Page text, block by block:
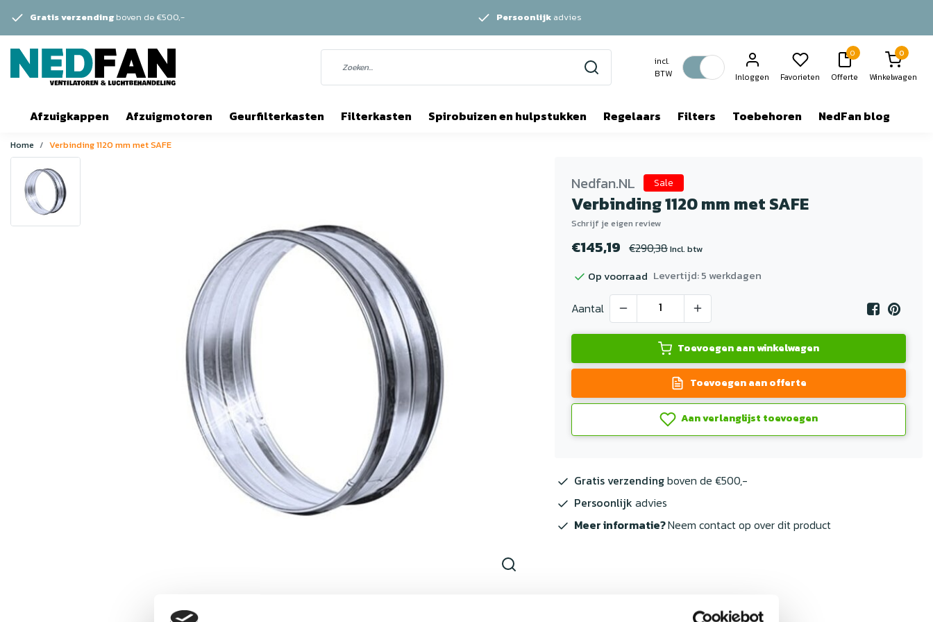
Gratis verzending boven de €500,- Persoonlijk advies
incl.
BTW
Inloggen Favorieten
0
Offerte
0
Winkelwagen
Afzuigkappen Afzuigmotoren Geurfilterkasten Filterkasten Spirobuizen en hulpstukken Regelaars Filters Toebehoren NedFan blog
Home Verbinding 1120 mm met SAFE
Nedfan.NL Sale
Verbinding 1120 mm met SAFE
Schrijf je eigen review
€145,19 €290,38Incl. btw
Op voorraad Levertijd: 5 werkdagen
Aantal
Toevoegen aan winkelwagen
Toevoegen aan offerte
Aan verlanglijst toevoegen
Gratis verzendingboven de €500,-
Persoonlijk advies
Meer informatie?Neem contact op over dit product